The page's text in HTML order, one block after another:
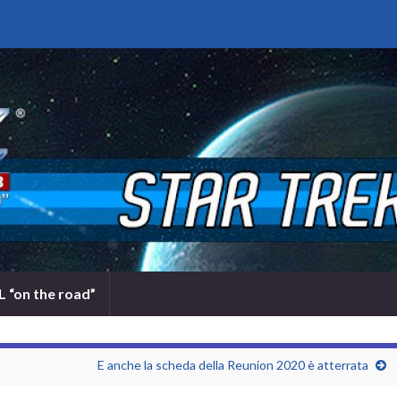
“on the road”
E anche la scheda della Reunion 2020 è atterrata